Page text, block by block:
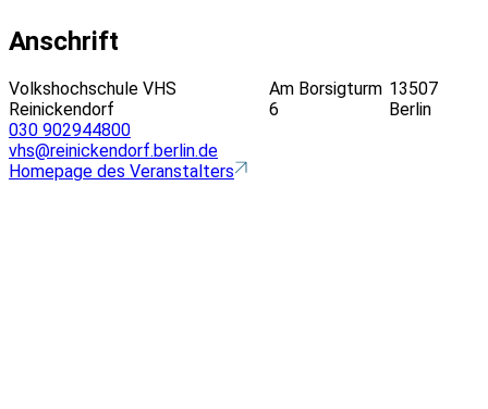
Anschrift
Volkshochschule VHS
Reinickendorf
Am Borsigturm
6
13507
Berlin
030 902944800
vhs@reinickendorf.berlin.de
Homepage des Veranstalters